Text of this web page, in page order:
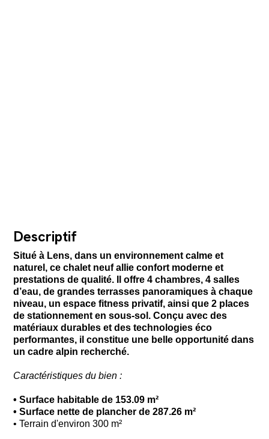
Descriptif
Situé à Lens, dans un environnement calme et
naturel, ce chalet neuf allie confort moderne et
prestations de qualité. Il offre 4 chambres, 4 salles
d’eau, de grandes terrasses panoramiques à chaque
niveau, un espace fitness privatif, ainsi que 2 places
de stationnement en sous-sol. Conçu avec des
matériaux durables et des technologies éco
performantes, il constitue une belle opportunité dans
un cadre alpin recherché.
Caractéristiques du bien :
•Surface habitable de 153.09 m²
• Surface nette de plancher de 287.26 m²
• Terrain d'environ 300 m²